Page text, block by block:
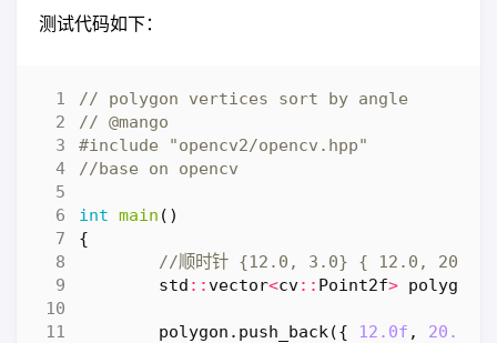
测试代码如下：
#include
"opencv2/opencv.hpp"
int main ()
{
std ::vector<cv:: Point2f> polygon
polygon . push_back({ 12.0f , 20.0f